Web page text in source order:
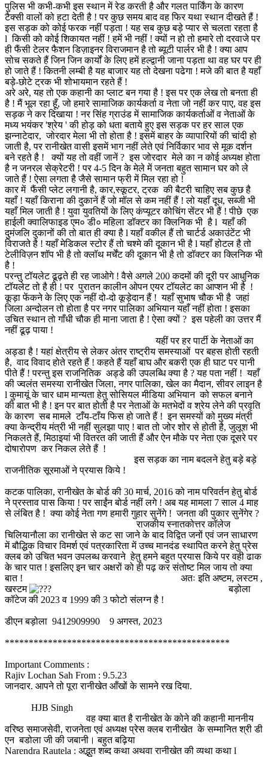
पुलिस भी कभी-कभी इस स्थान में रेड करती है और गलत पार्किंग के कारण
टैक्सी वालों को हटा देती है ! पर कुछ समय बाद वह फिर यथा स्थान दीखते हैं !
इस सड़क को कोई फरक नहीं पड़ता ! यह सब कुछ बड़े प्यार से चलता रहता है
l किसी को कोई शिकायत नहीं ! हमें भी नहीं ! क्यों न हो तो हमारे तो दरवाजे पर
ही फैंसी टेलर फैशन डिज़ाइनर विराजमान है तो ब्यूटी पार्लर भी है ! क्या आप
सोच सकते हैं जिन जिन कार्यों के लिए हमें हल्द्वानी जाना पड़ता था वह घर पर ही
हो जाते हैं ! कितनी लम्बी है यह बाजार यह तो देखना पढेगा ! मजे की बात है यहाँ
बड़े-छोटे ट्रक भी शोभायमान रहते हैं !
अरे अरे, यह तो एक कहानी का प्लाट बन गया है ! इस पर एक लेख तो बनता ही
है ! मैं भूल रहा हूँ, जो हमारे सामाजिक कार्यकर्ता व नेता जो नहीं कर पाए, वह इस
सड़क ने कर दिखाया ! नर सिंह ग्राउंड में सामाजिक कार्यकर्ताओं व नेताओं के
मध्य भयंकर 'श्रेय ' की होड़ को धता बताये हुए इस सड़क पर हर साल एक
झन्नाटेदार, जोरदार मेला भी तो होता है ! इसमें बाहर के व्यापारियों की चांदी हो
जाती है, पर रानीखेत वासी इसमें भाग नहीं लेते एवं निर्विकार भाव से मूक दर्शन
बने रहते है ! क्यों यह तो वहीं जानें ? इस जोरदार मेले का न कोई अध्यक्ष होता
है न जनरल सेक्रेटरी ! पर 4-5 दिन के मेले में जनता बहुत सामान घर को ले
जाते हैं ! ऐसा लगता है जैसे सामान फ्री में मिल रहा हो !
कार में फैंसी प्लेट लगानी है, कार,स्कूटर, ट्रक की बैटरी चाहिए सब कुछ है
यहाँ ! यहाँ किराना की दुकानें हैं जो मॉल से कम नहीं हैं ! लो यहाँ दूध, सब्जी भी
यहाँ मिल जाती है ! युवा युवतियों के लिए कंप्यूटर कोचिंग सेंटर भी हैं ! पीछे एक
हाईली क्वालिफाइड एम० डी० महिला डॉक्टर का क्लिनिक भी है l यहाँ की
दुमंजलि दुकानों की तो बात ही क्या है l यहाँ वकील हैं तो चार्टर्ड अकाउंटेंट भी
विराजते है ! यहाँ मेडिकल स्टोर हैं तो चश्मे की दूकान भी है l यहाँ होटल है तो
टेलीविज़न शॉप भी है तो क्लॉथ मर्चेंट की दूकान भी है तो डॉक्टर का क्लिनिक भी
है !
परन्तु टॉयलेट ढूढ़ते ही रह जाओगे ! वैसे अगले 200 कदमों की दूरी पर आधुनिक
टॉयलेट तो है ही ! पर पुरातन कालीन ओपन एयर टॉयलेट का आप्शन भी है !
कूड़ा फेंकने के लिए एक नहीं दो-दो कूड़ेदान हैं ! यहाँ सुभाष चौक भी है जहां
जिला अन्दोलन तो होता है पर नगर पालिका अभियान यहाँ नहीं होता ! इसका
उचित स्थान तो गाँधी चौक ही माना जाता है ! ऐसा क्यों ? इस पहेली का उत्तर मैं
नहीं ढूढ़ पाया !
यहीं पर हर पार्टी के नेताओं का
अड्डा है ! यहां क्षेत्रीय से लेकर अंतर राष्ट्रीय समस्याओं पर बहस होती रहती
है, वाद विवाद होते रहते हैं ! कहते हैं यहाँ बाघ और बकरी एक ही घाट पर पानी
पीते हैं ! परन्तु इस राजनितिक अड्डे की उपलब्धि क्या है ? यह पता नहीं ! यहाँ
की ज्वलंत समस्या रानीखेत जिला, नगर पालिका, खेल का मैदान, सीवर लाइन है
l कुमायूं के चार धाम मान्यता हेतु सोसियल मीडिया अभियान को सफल बनाने
की बात भी है ! इन पर बात होती है पर नेताओं के मतभेदों व श्रेय लेने की प्रवृति
के कारण सब मामले टाँय-टाँय फिस हो जाते हैं ! इन समस्यों को मुख्य मंत्री
क्या केन्द्रीय मंत्री भी नहीं सुलझा पाए ! बात तो जोर शोर से होती है, जुलूश भी
निकलते हैं, मिठाइयां भी वितरत की जाती हैं और ऐन मौके पर नेता एक दूसरे पर
दोषारोपण कर निकल लेते हैं !
इस सड़क का नाम बदलने हेतु बड़े बड़े
राजनीतिक सूरमाओं ने प्रयास किये !
कटक पालिका, रानीखेत के बोर्ड की 30 मार्च, 2016 को नाम परिवर्तन हेतु बोर्ड
ने प्रस्ताव पास किया ! पर साईंन बोर्ड नहीं लगे ! अब यह मामला 7 साल 4 माह
से लंबित है ! क्या कोई नेता गण हमारी गुहार सुनेंगे ! जनता की पुकार सुनेंगेर ?
राजकीय स्नातकोत्तर कॉलेज
चिलियानौला का रानीखेत से कट सा जाने के बाद विद्वित जनों एवं जन साधारण
में बौद्धिक विचार विमर्श एवं पत्रकारिता में उच्च मानदंड स्थापित करने हेतु प्रेस
क्लब को उचित भवन उपलब्ध करवाने हेतु हमने बहुत प्रयास किये पर वही ढाक
के चार पात ! इसलिए इन चार अक्षरों को ही पढ़ कर संतोष्ट मिल जाय तो क्या
बात ! अतः इति अष्टम, लस्टम ,
खस्टम
बड़ोला
कॉटेज की 2023 व 1999 की 3 फोटो संलग्न है !
डीएन बड़ोला 9412909990 9 अगस्त, 2023
***********************************************
Important Comments :
Rajiv Lochan Sah From : 9.5.23
जानदार. आपने तो पूरा रानीखेत आँखों के सामने रख दिया.
HJB Singh
वह क्या बात है रानीखेत के कोने की कहानी माननीय
वरिष्ठ समाजसेवी, राजनेता एवं अध्यक्ष प्रेस क्लब रानीखेत के सम्मानित श्री डी
एन बडोला जी की जबानी। बहुत बढ़िया
Narendra Rautela : अद्भुत शब्द कथा अथवा रानीखेत की व्यथा कथा l